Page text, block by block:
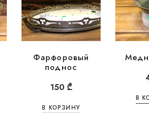
Фарфоровый
поднос
150 ₾
В КОРЗИНУ
В